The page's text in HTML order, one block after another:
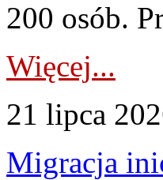
200 osób.
Więcej...
21 lipca
Migracja